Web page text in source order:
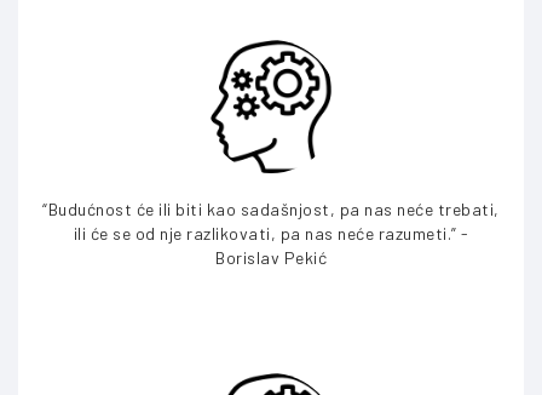
“Budućnost će ili biti kao sadašnjost, pa nas neće trebati,
ili će se od nje razlikovati, pa nas neće razumeti.” -
Borislav Pekić